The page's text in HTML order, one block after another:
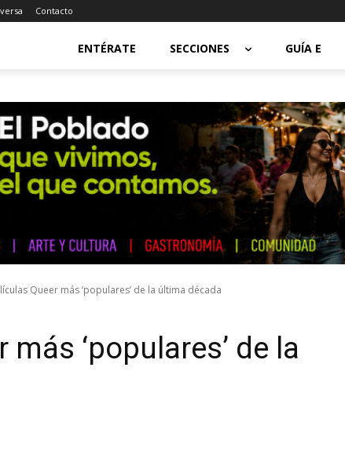
Contacto
ENTÉRATE SECCIONES GUÍA E
Queer más ‘populares’ de la última década
‘populares’ de la